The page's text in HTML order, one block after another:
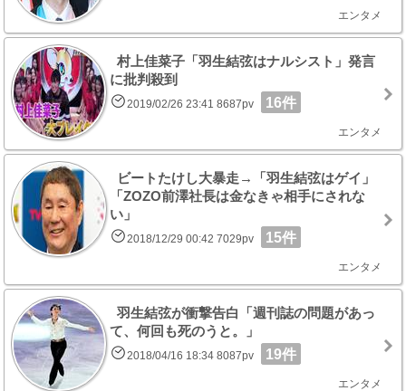
エンタメ
村上佳菜子「羽生結弦はナルシスト」発言
に批判殺到
2019/02/26 23:41 8687pv 16件
エンタメ
ビートたけし大暴走→「羽生結弦はゲイ」
「ZOZO前澤社長は金なきゃ相手にされな
い」
2018/12/29 00:42 7029pv 15件
エンタメ
羽生結弦が衝撃告白「週刊誌の問題があっ
て、何回も死のうと。」
2018/04/16 18:34 8087pv 19件
エンタメ